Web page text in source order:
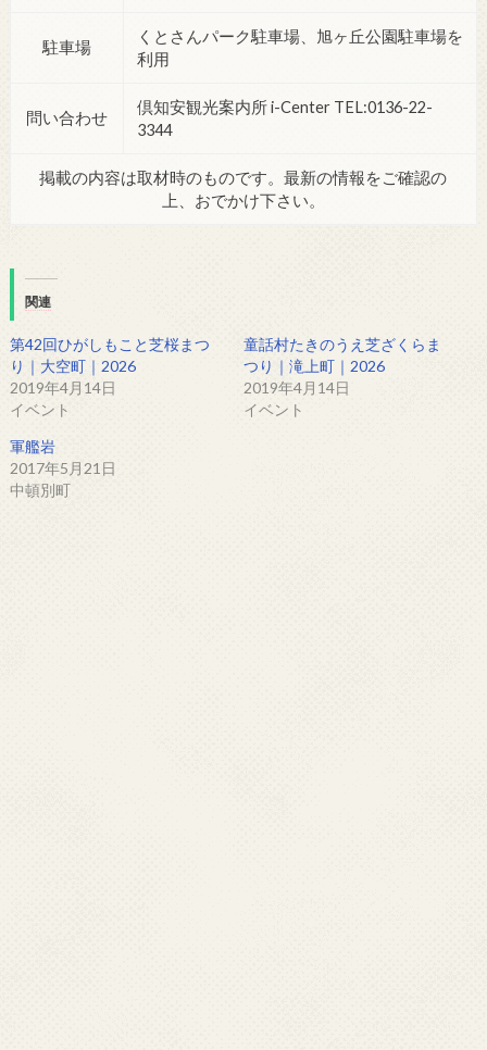
駐車場
くとさんパーク駐車場、旭ヶ丘公園駐車場を
利用
問い合わせ
倶知安観光案内所 i-Center TEL:0136-22-
3344
掲載の内容は取材時のものです。最新の情報をご確認の
上、おでかけ下さい。
関連
第42回ひがしもこと芝桜まつ
り｜大空町｜2026
2019年4月14日
イベント
童話村たきのうえ芝ざくらま
つり｜滝上町｜2026
2019年4月14日
イベント
軍艦岩
2017年5月21日
中頓別町